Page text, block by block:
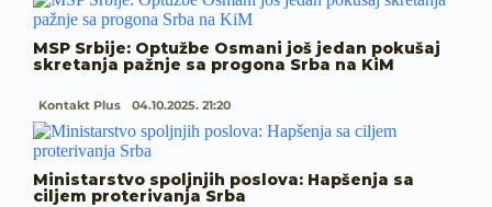
MSP Srbije: Optužbe Osmani još jedan pokušaj
skretanja pažnje sa progona Srba na KiM
Kontakt Plus 04.10.2025. 21:20
Ministarstvo spoljnjih poslova: Hapšenja sa
ciljem proterivanja Srba